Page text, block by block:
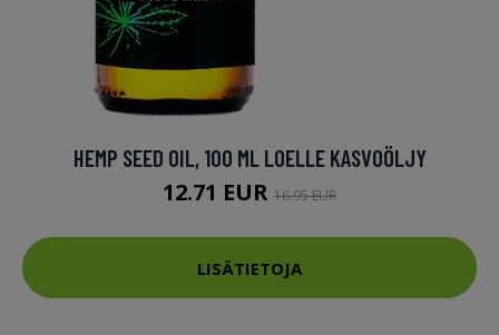
HEMP SEED OIL, 100 ML LOELLE KASVOÖLJY
12.71 EUR 16.95 EUR
LISÄTIETOJA